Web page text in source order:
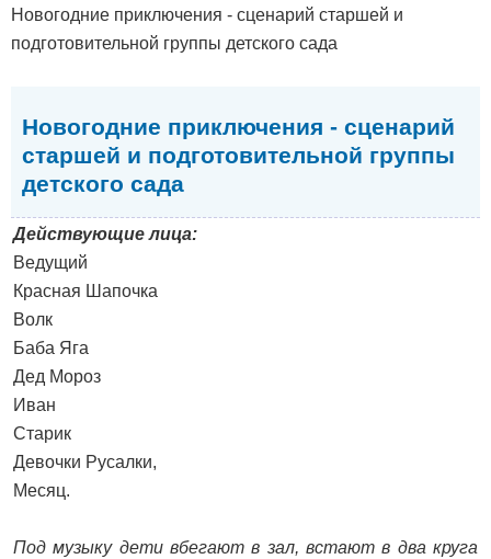
Новогодние приключения - сценарий старшей и
подготовительной группы детского сада
Новогодние приключения - сценарий
старшей и подготовительной группы
детского сада
Действующие лица:
Ведущий
Красная Шапочка
Волк
Баба Яга
Дед Мороз
Иван
Старик
Девочки Русалки,
Месяц.
Под музыку дети вбегают в зал, встают в два круга